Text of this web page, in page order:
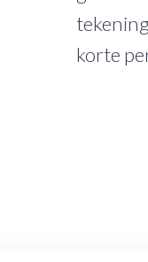
korte